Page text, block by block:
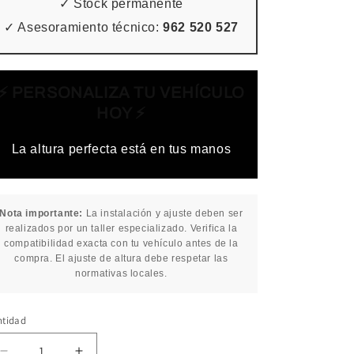
✓ Stock permanente
✓ Asesoramiento técnico:962 520 527
La altura perfecta está en tus manos
Nota importante: La instalación y ajuste deben ser
realizados por un taller especializado. Verifica la
compatibilidad exacta con tu vehículo antes de la
compra. El ajuste de altura debe respetar las
normativas locales.